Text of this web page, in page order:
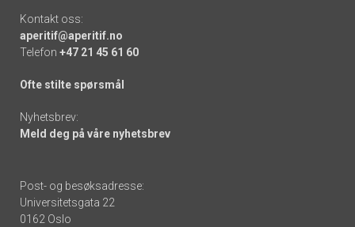
Kontakt oss:
aperitif@aperitif.no
Telefon +47 21 45 61 60
Ofte stilte spørsmål
Nyhetsbrev:
Meld deg på våre nyhetsbrev
Post- og besøksadresse:
Universitetsgata 22
0162 Oslo